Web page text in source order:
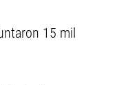
15 mil